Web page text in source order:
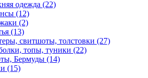
одежда (22)
(12)
(2)
(13)
свитшоты, толстовки (27)
топы, туники (22)
Бермуды (14)
(15)